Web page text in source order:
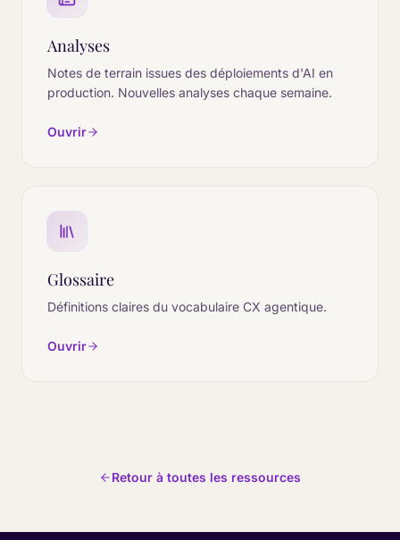
Analyses
Notes de terrain issues des déploiements d'AI en
production. Nouvelles analyses chaque semaine.
Ouvrir
Glossaire
Définitions claires du vocabulaire CX agentique.
Ouvrir
Retour à toutes les ressources